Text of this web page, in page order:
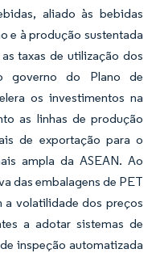
aliado às bebidas
e à produção sustentada
taxas de utilização dos
governo do Plano de
os investimentos na
as linhas de produção
de exportação para o
ampla da ASEAN. Ao
das embalagens de PET
a volatilidade dos preços
a adotar sistemas de
inspeção automatizada